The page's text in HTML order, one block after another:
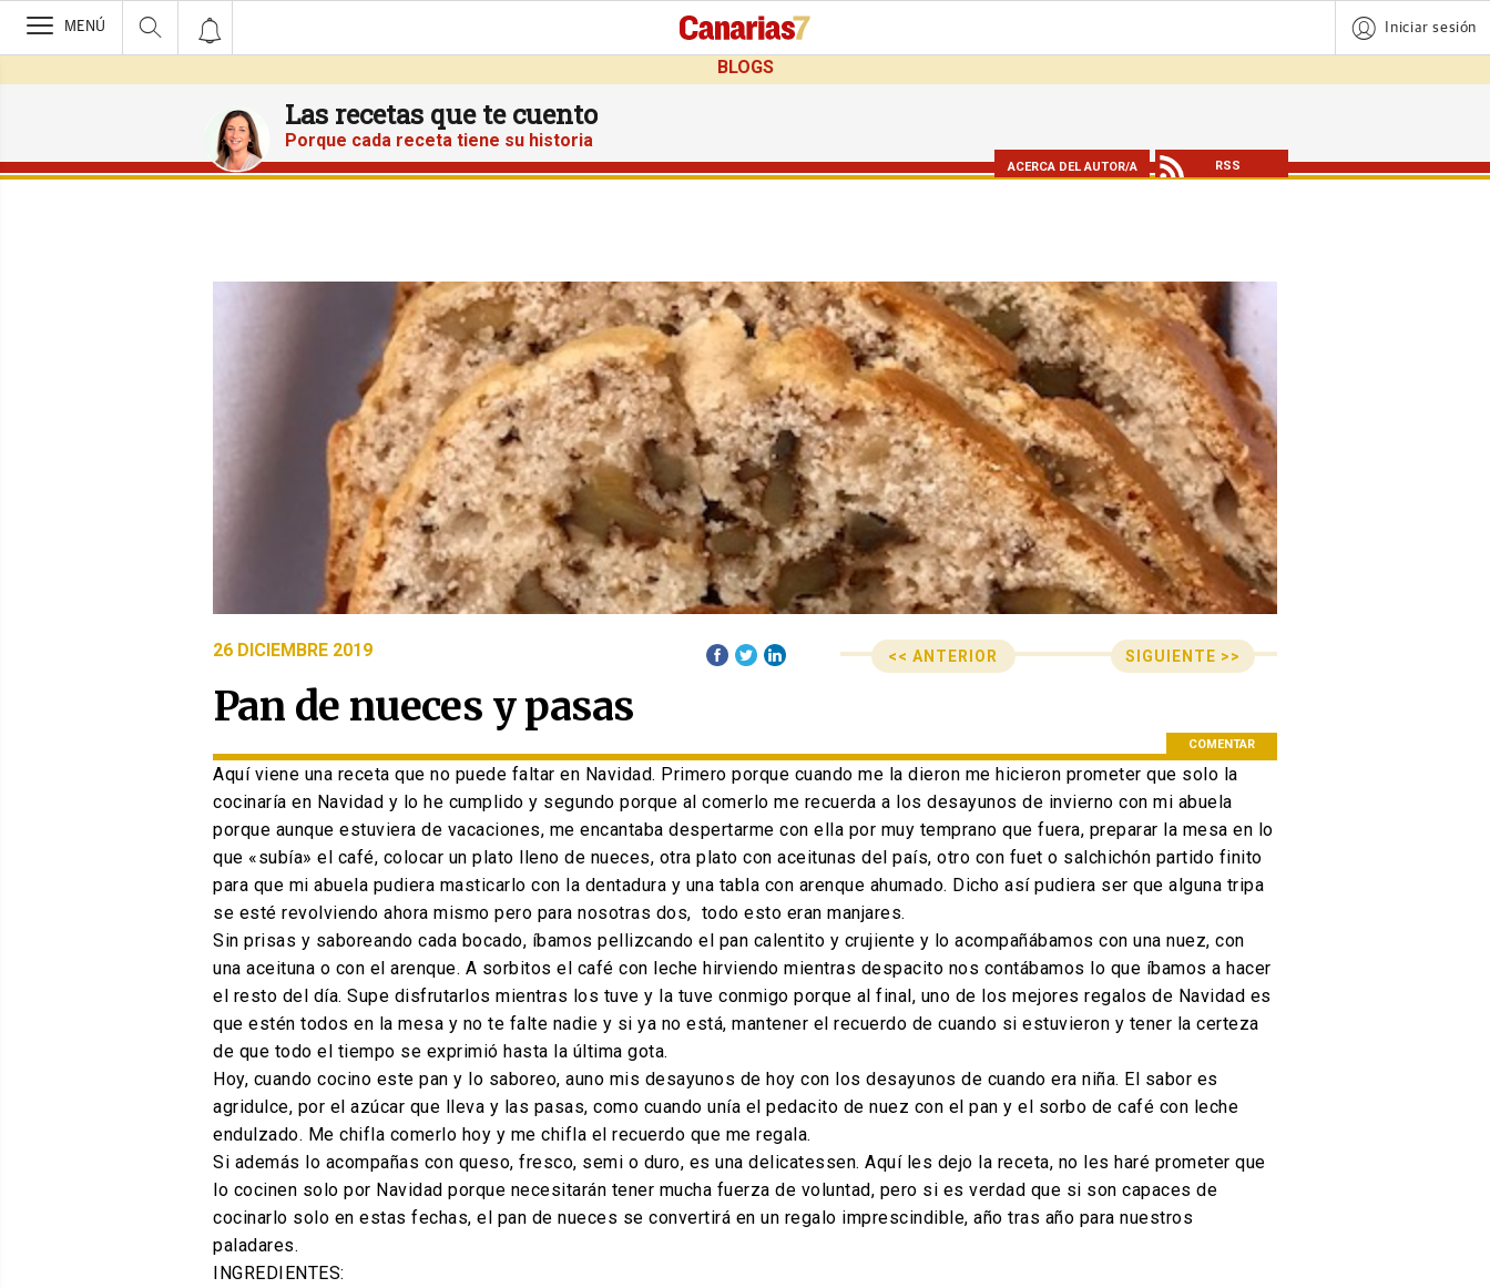
>
MENÚ Iniciar sesión
BLOGS
Las recetas que te cuento
Porque cada receta tiene su historia
ACERCA DEL AUTOR/A RSS
<< ANTERIOR
SIGUIENTE >>
PUBLICADO
26 DICIEMBRE 2019
Pan de nueces y pasas
COMENTAR
Aquí viene una receta que no puede faltar en Navidad. Primero porque cuando me la dieron me hicieron prometer que solo la
cocinaría en Navidad y lo he cumplido y segundo porque al comerlo me recuerda a los desayunos de invierno con mi abuela
porque aunque estuviera de vacaciones, me encantaba despertarme con ella por muy temprano que fuera, preparar la mesa en lo
que «subía» el café, colocar un plato lleno de nueces, otra plato con aceitunas del país, otro con fuet o salchichón partido finito
para que mi abuela pudiera masticarlo con la dentadura y una tabla con arenque ahumado. Dicho así pudiera ser que alguna tripa
se esté revolviendo ahora mismo pero para nosotras dos, todo esto eran manjares.
Sin prisas y saboreando cada bocado, íbamos pellizcando el pan calentito y crujiente y lo acompañábamos con una nuez, con
una aceituna o con el arenque. A sorbitos el café con leche hirviendo mientras despacito nos contábamos lo que íbamos a hacer
el resto del día. Supe disfrutarlos mientras los tuve y la tuve conmigo porque al final, uno de los mejores regalos de Navidad es
que estén todos en la mesa y no te falte nadie y si ya no está, mantener el recuerdo de cuando si estuvieron y tener la certeza
de que todo el tiempo se exprimió hasta la última gota.
Hoy, cuando cocino este pan y lo saboreo, auno mis desayunos de hoy con los desayunos de cuando era niña. El sabor es
agridulce, por el azúcar que lleva y las pasas, como cuando unía el pedacito de nuez con el pan y el sorbo de café con leche
endulzado. Me chifla comerlo hoy y me chifla el recuerdo que me regala.
Si además lo acompañas con queso, fresco, semi o duro, es una delicatessen. Aquí les dejo la receta, no les haré prometer que
lo cocinen solo por Navidad porque necesitarán tener mucha fuerza de voluntad, pero si es verdad que si son capaces de
cocinarlo solo en estas fechas, el pan de nueces se convertirá en un regalo imprescindible, año tras año para nuestros
paladares.
INGREDIENTES: